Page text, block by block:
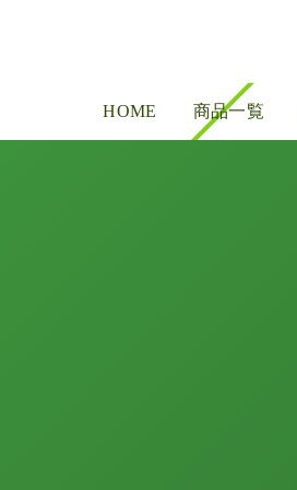
HOME 商品一覧